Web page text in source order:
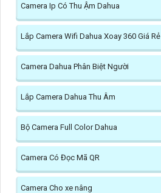
Camera Ip Có Thu Ậm Dahua
Lắp Camera Wifi Dahua Xoay 360 Giá Rẻ
Camera Dahua Phân Biệt Người
Lắp Camera Dahua Thu Âm
Bộ Camera Full Color Dahua
Camera Có Đọc Mã QR
Camera Cho xe nâng